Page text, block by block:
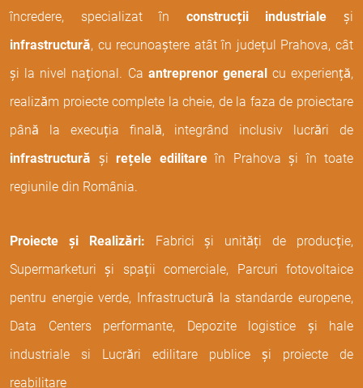
încredere, specializat în construcții industriale și
infrastructură, cu recunoaștere atât în județul Prahova, cât
și la nivel național. Ca antreprenor generalcu experiență,
realizăm proiecte complete la cheie, de la faza de proiectare
până la execuția finală, integrând inclusiv lucrări de
infrastructură și rețele edilitareîn Prahova și în toate
regiunile din România.
Proiecte și Realizări: Fabrici și unități de producție,
Supermarketuri și spații comerciale, Parcuri fotovoltaice
pentru energie verde, Infrastructură la standarde europene,
Data Centers performante, Depozite logistice și hale
industriale si Lucrări edilitare publice și proiecte de
reabilitare